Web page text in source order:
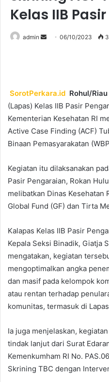
Kelas IIB
admin
Send06/10/2023
SorotPerkara.id Rohul/Riau |
(Lapas) Kelas IIB Pasir
Kementerian Kesehatan RI
Active Case Finding (ACF)
Binaan Pemasyarakatan
Kegiatan itu dilaksanakan
Pasir Pengaraian, Rokan
melibatkan Dinas Kesehatan
Global Fund (GF) dan Tirta
Kalapas Kelas IIB Pasir
Kepala Seksi Binadik, Giatja
mengatakan, kegiatan
mengoptimalkan angka
dan masif pada kelompok
atau rentan terhadap
komunitas, termasuk di
Ia juga menjelaskan,
tindak lanjut dari Surat
Kemenkumham RI No.
Skrining TBC dengan